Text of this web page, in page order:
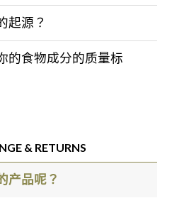
起源？
的食物成分的质量标
& RETURNS
产品呢？